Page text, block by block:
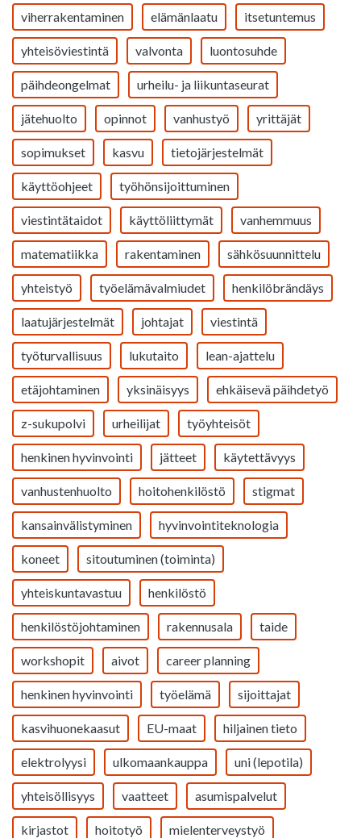
viherrakentaminen elämänlaatu itsetuntemus
yhteisöviestintä valvonta luontosuhde
päihdeongelmat urheilu- ja liikuntaseurat
jätehuolto opinnot vanhustyö yrittäjät
sopimukset kasvu tietojärjestelmät
käyttöohjeet työhönsijoittuminen
viestintätaidot käyttöliittymät vanhemmuus
matematiikka rakentaminen sähkösuunnittelu
yhteistyö työelämävalmiudet henkilöbrändäys
laatujärjestelmät johtajat viestintä
työturvallisuus lukutaito lean-ajattelu
etäjohtaminen yksinäisyys ehkäisevä päihdetyö
z-sukupolvi urheilijat työyhteisöt
henkinen hyvinvointi jätteet käytettävyys
vanhustenhuolto hoitohenkilöstö stigmat
kansainvälistyminen hyvinvointiteknologia
koneet sitoutuminen (toiminta)
yhteiskuntavastuu henkilöstö
henkilöstöjohtaminen rakennusala taide
workshopit aivot career planning
henkinen hyvinvointi työelämä sijoittajat
kasvihuonekaasut EU-maat hiljainen tieto
elektrolyysi ulkomaankauppa uni (lepotila)
yhteisöllisyys vaatteet asumispalvelut
kirjastot hoitotyö mielenterveystyö